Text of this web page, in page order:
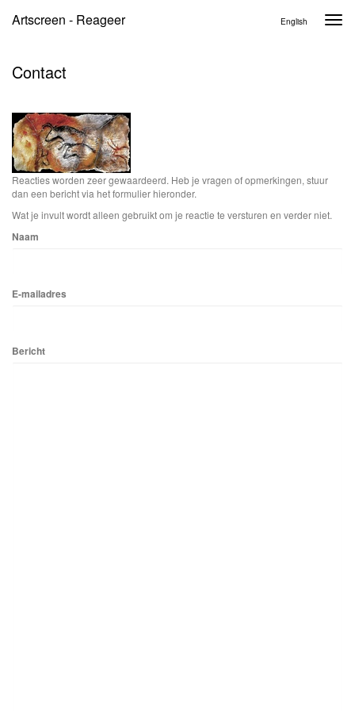
Artscreen - Reageer English
Contact
Reacties worden zeer gewaardeerd. Heb je vragen of opmerkingen, stuur
dan een bericht via het formulier hieronder.
Wat je invult wordt alleen gebruikt om je reactie te versturen en verder niet.
Naam
E-mailadres
Bericht